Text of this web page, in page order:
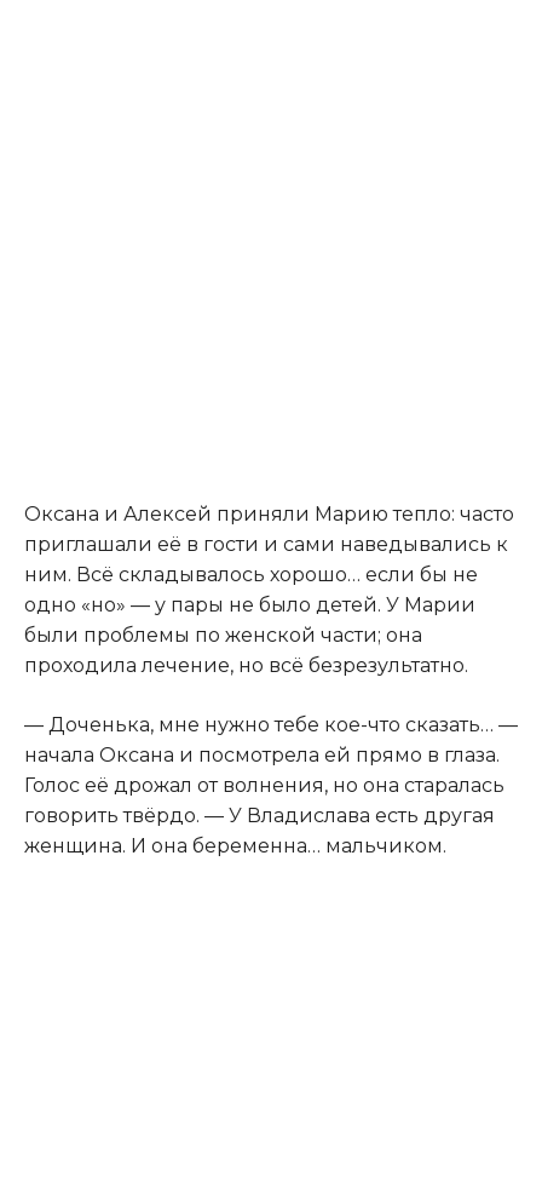
Оксана и Алексей приняли Марию тепло: часто
приглашали её в гости и сами наведывались к
ним. Всё складывалось хорошо… если бы не
одно «но» — у пары не было детей. У Марии
были проблемы по женской части; она
проходила лечение, но всё безрезультатно.
— Доченька, мне нужно тебе кое-что сказать… —
начала Оксана и посмотрела ей прямо в глаза.
Голос её дрожал от волнения, но она старалась
говорить твёрдо. — У Владислава есть другая
женщина. И она беременна… мальчиком.